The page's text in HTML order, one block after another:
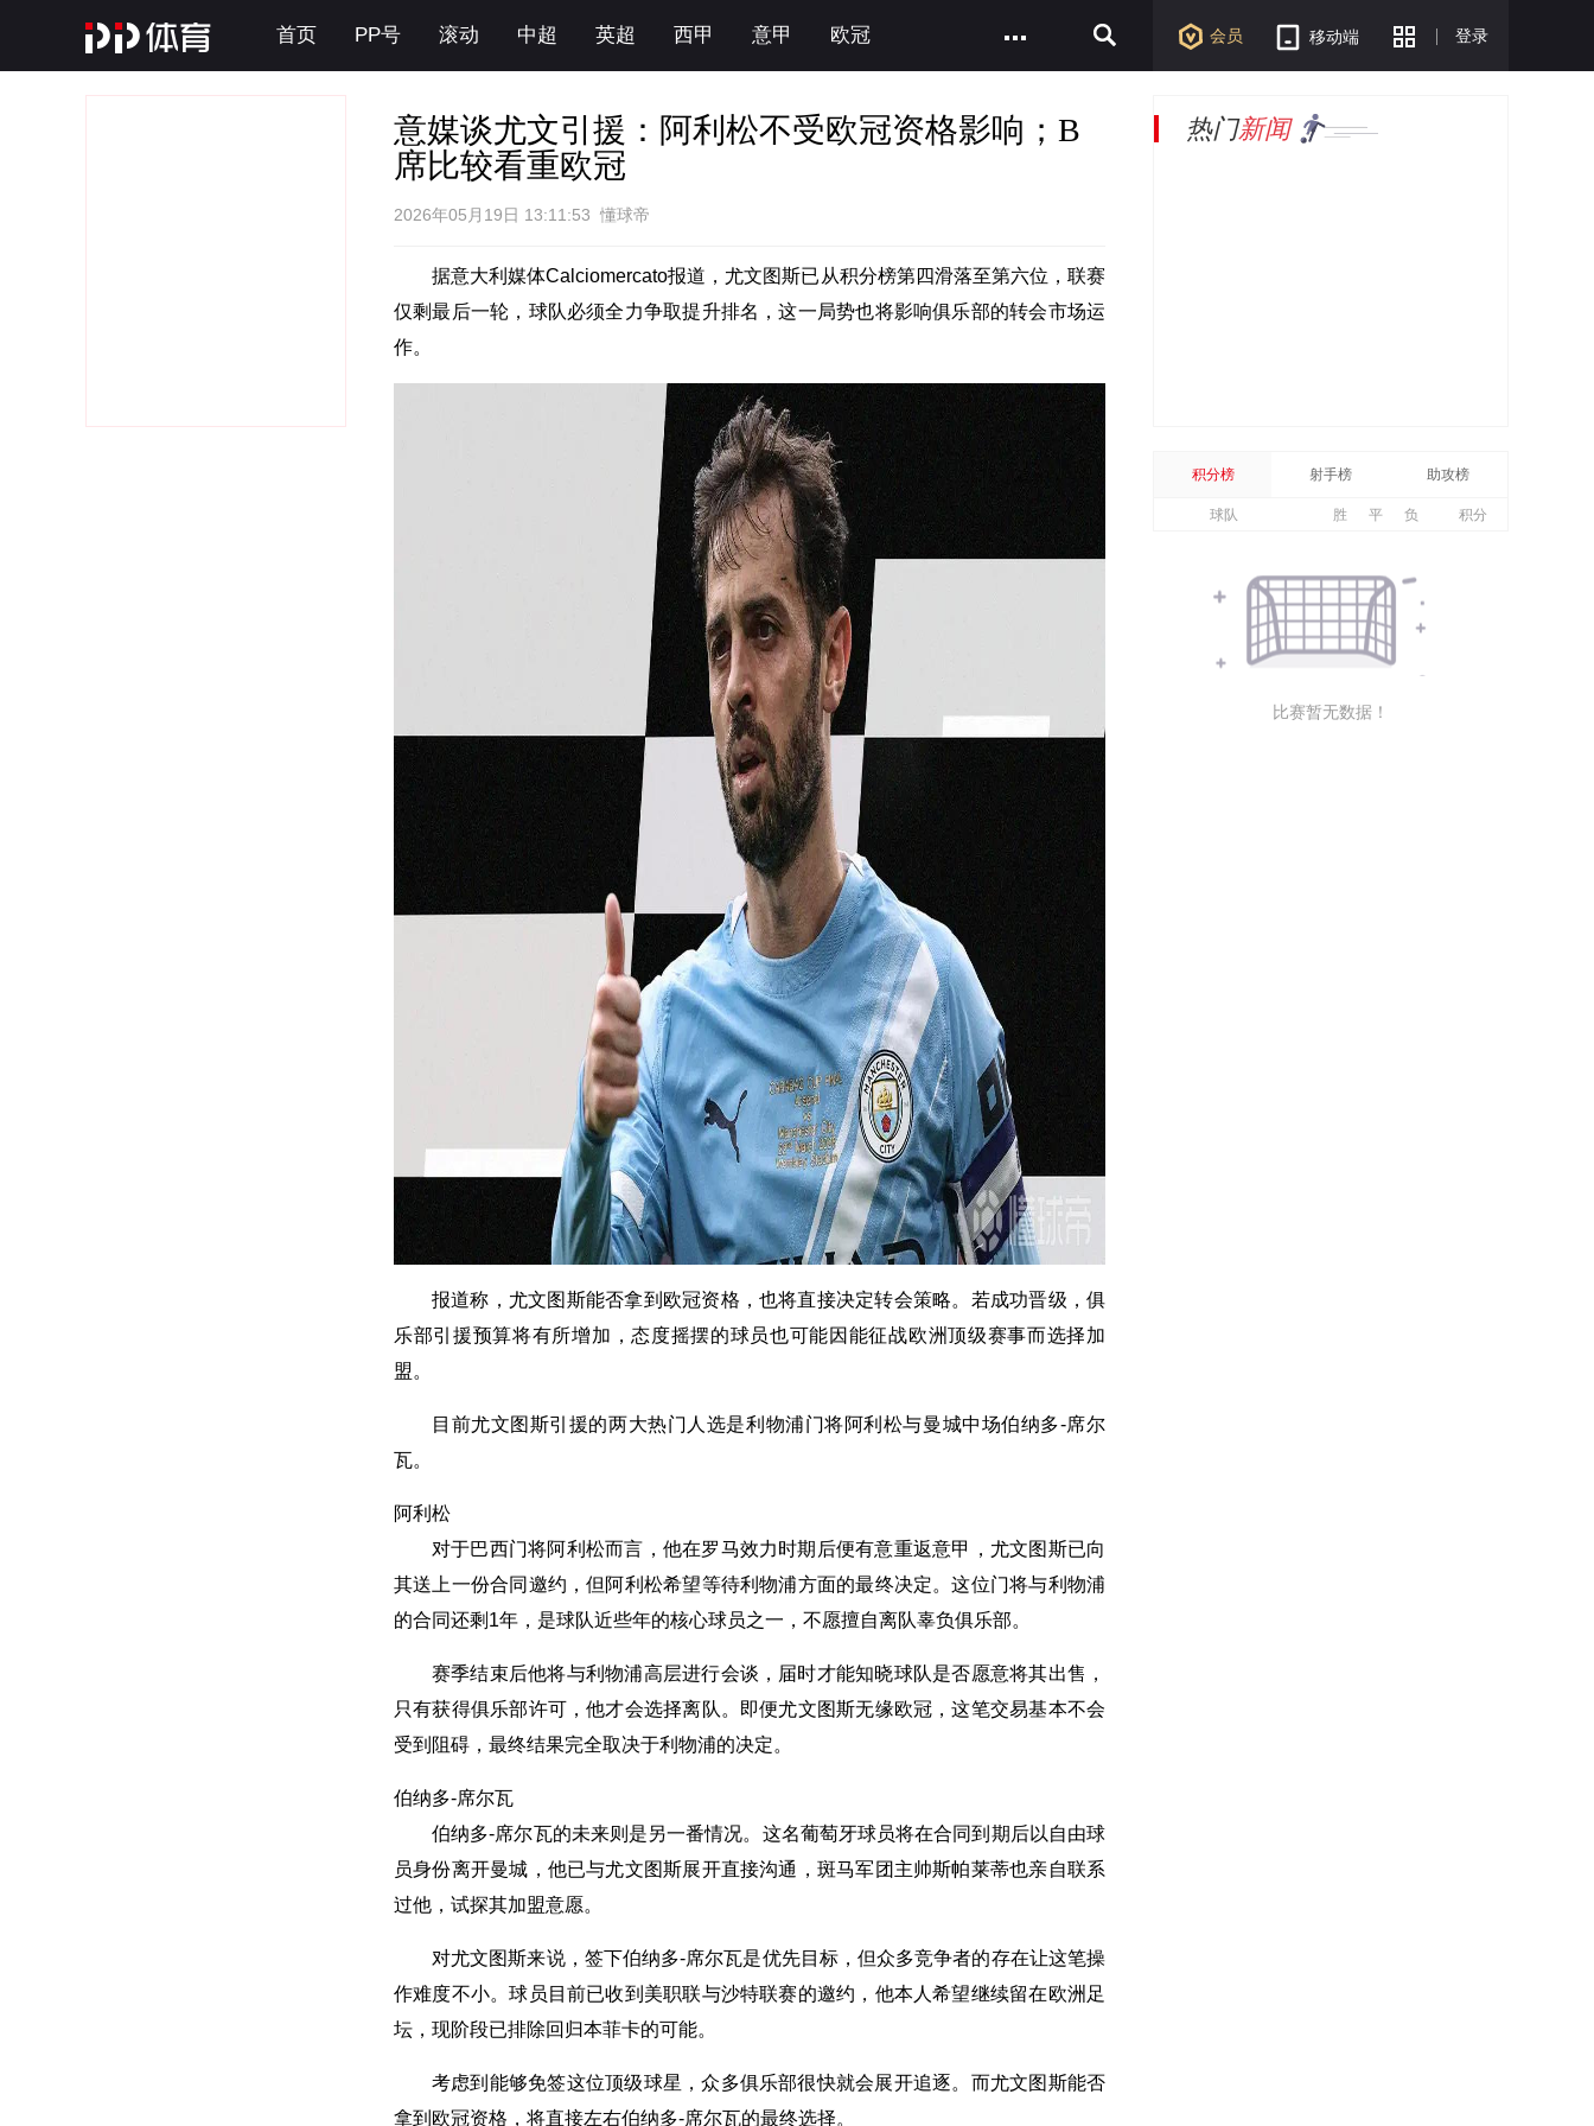
首页 PP号 滚动 中超 英超 西甲 意甲 欧冠 会员 移动端 登录
意媒谈尤文引援：阿利松不受欧冠资格影响；B
席比较看重欧冠
2026年05月19日 13:11:53 懂球帝
据意大利媒体Calciomercato报道，尤文图斯已从积分榜第四滑落至第六位，联赛
仅剩最后一轮，球队必须全力争取提升排名，这一局势也将影响俱乐部的转会市场运
作。
报道称，尤文图斯能否拿到欧冠资格，也将直接决定转会策略。若成功晋级，俱
乐部引援预算将有所增加，态度摇摆的球员也可能因能征战欧洲顶级赛事而选择加
盟。
目前尤文图斯引援的两大热门人选是利物浦门将阿利松与曼城中场伯纳多-席尔
瓦。
阿利松
对于巴西门将阿利松而言，他在罗马效力时期后便有意重返意甲，尤文图斯已向
其送上一份合同邀约，但阿利松希望等待利物浦方面的最终决定。这位门将与利物浦
的合同还剩1年，是球队近些年的核心球员之一，不愿擅自离队辜负俱乐部。
赛季结束后他将与利物浦高层进行会谈，届时才能知晓球队是否愿意将其出售，
只有获得俱乐部许可，他才会选择离队。即便尤文图斯无缘欧冠，这笔交易基本不会
受到阻碍，最终结果完全取决于利物浦的决定。
伯纳多-席尔瓦
伯纳多-席尔瓦的未来则是另一番情况。这名葡萄牙球员将在合同到期后以自由球
员身份离开曼城，他已与尤文图斯展开直接沟通，斑马军团主帅斯帕莱蒂也亲自联系
过他，试探其加盟意愿。
对尤文图斯来说，签下伯纳多-席尔瓦是优先目标，但众多竞争者的存在让这笔操
作难度不小。球员目前已收到美职联与沙特联赛的邀约，他本人希望继续留在欧洲足
坛，现阶段已排除回归本菲卡的可能。
考虑到能够免签这位顶级球星，众多俱乐部很快就会展开追逐。而尤文图斯能否
拿到欧冠资格，将直接左右伯纳多-席尔瓦的最终选择。
热门新闻
积分榜 射手榜 助攻榜
球队 胜 平 负 积分
比赛暂无数据！